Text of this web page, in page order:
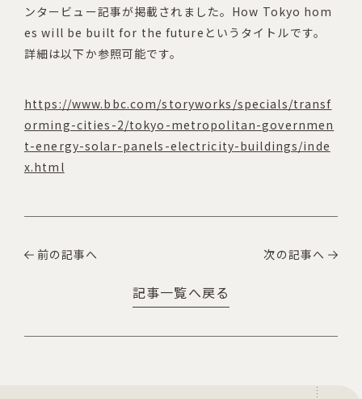
ンタービュー記事が掲載されました。How Tokyo hom
es will be built for the futureというタイトルです。
詳細は以下か参照可能です。
https://www.bbc.com/storyworks/specials/transf
orming-cities-2/tokyo-metropolitan-governmen
t-energy-solar-panels-electricity-buildings/inde
x.html
前の記事へ 次の記事へ
記事一覧へ戻る